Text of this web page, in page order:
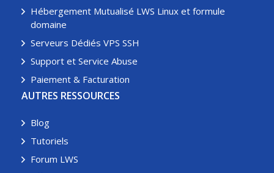
Hébergement Mutualisé LWS Linux et formule
domaine
Serveurs Dédiés VPS SSH
Support et Service Abuse
Paiement & Facturation
AUTRES RESSOURCES
Blog
Tutoriels
Forum LWS